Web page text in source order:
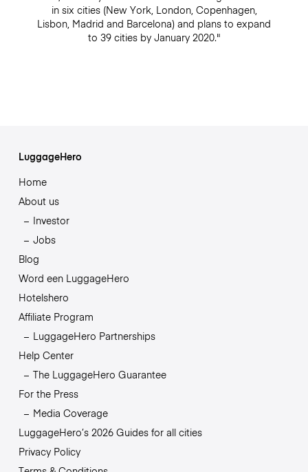
in six cities (New York, London, Copenhagen,
Lisbon, Madrid and Barcelona) and plans to expand
to 39 cities by January 2020."
LuggageHero
Home
About us
Investor
Jobs
Blog
Word een LuggageHero
Hotelshero
Affiliate Program
LuggageHero Partnerships
Help Center
The LuggageHero Guarantee
For the Press
Media Coverage
LuggageHero’s 2026 Guides for all cities
Privacy Policy